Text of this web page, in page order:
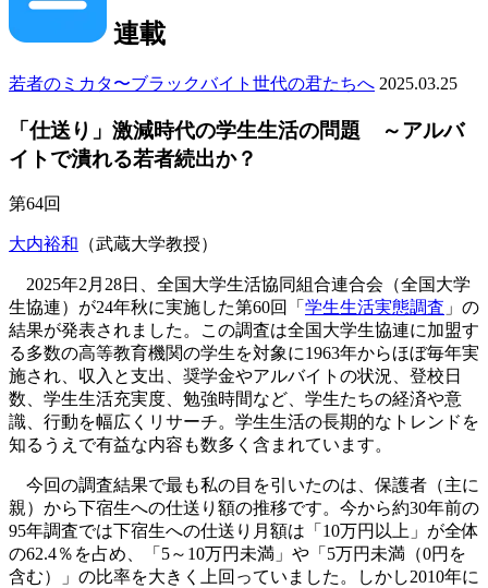
連載
若者のミカタ〜ブラックバイト世代の君たちへ 2025.03.25
「仕送り」激減時代の学生生活の問題 ～アルバ
イトで潰れる若者続出か？
第64回
大内裕和 （武蔵大学教授）
2025年2月28日、全国大学生活協同組合連合会（全国大学
生協連）が24年秋に実施した第60回「 学生生活実態調査 」の
結果が発表されました。この調査は全国大学生協連に加盟す
る多数の高等教育機関の学生を対象に1963年からほぼ毎年実
施され、収入と支出、奨学金やアルバイトの状況、登校日
数、学生生活充実度、勉強時間など、学生たちの経済や意
識、行動を幅広くリサーチ。学生生活の長期的なトレンドを
知るうえで有益な内容も数多く含まれています。
今回の調査結果で最も私の目を引いたのは、保護者（主に
親）から下宿生への仕送り額の推移です。今から約30年前の
95年調査では下宿生への仕送り月額は「10万円以上」が全体
の62.4％を占め、「5～10万円未満」や「5万円未満（0円を
含む）」の比率を大きく上回っていました。しかし2010年に